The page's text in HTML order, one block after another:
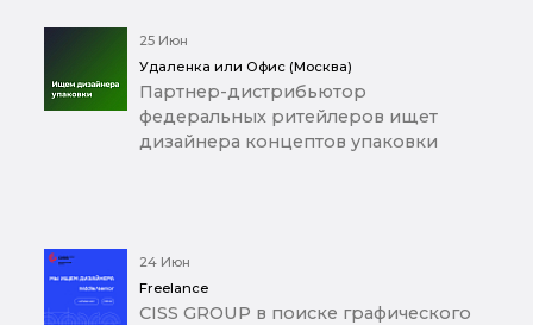
25 Июн
Удаленка или Офис (Москва)
Партнер-дистрибьютор
федеральных ритейлеров ищет
дизайнера концептов упаковки
24 Июн
Freelance
CISS GROUP в поиске графического